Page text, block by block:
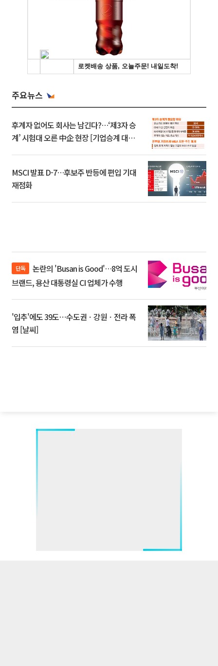
주요뉴스
후계자 없어도 회사는 남긴다?…‘제3자 승
계’ 시험대 오른 中企 현장 [기업승계 대전
MSCI 발표 D-7…후보주 반등에 편입 기대
재점화
단독
브랜드, 용산 대통령실 CI 업체가 수행
'입추'에도 39도⋯수도권ㆍ강원ㆍ전라 폭
염 [날씨]